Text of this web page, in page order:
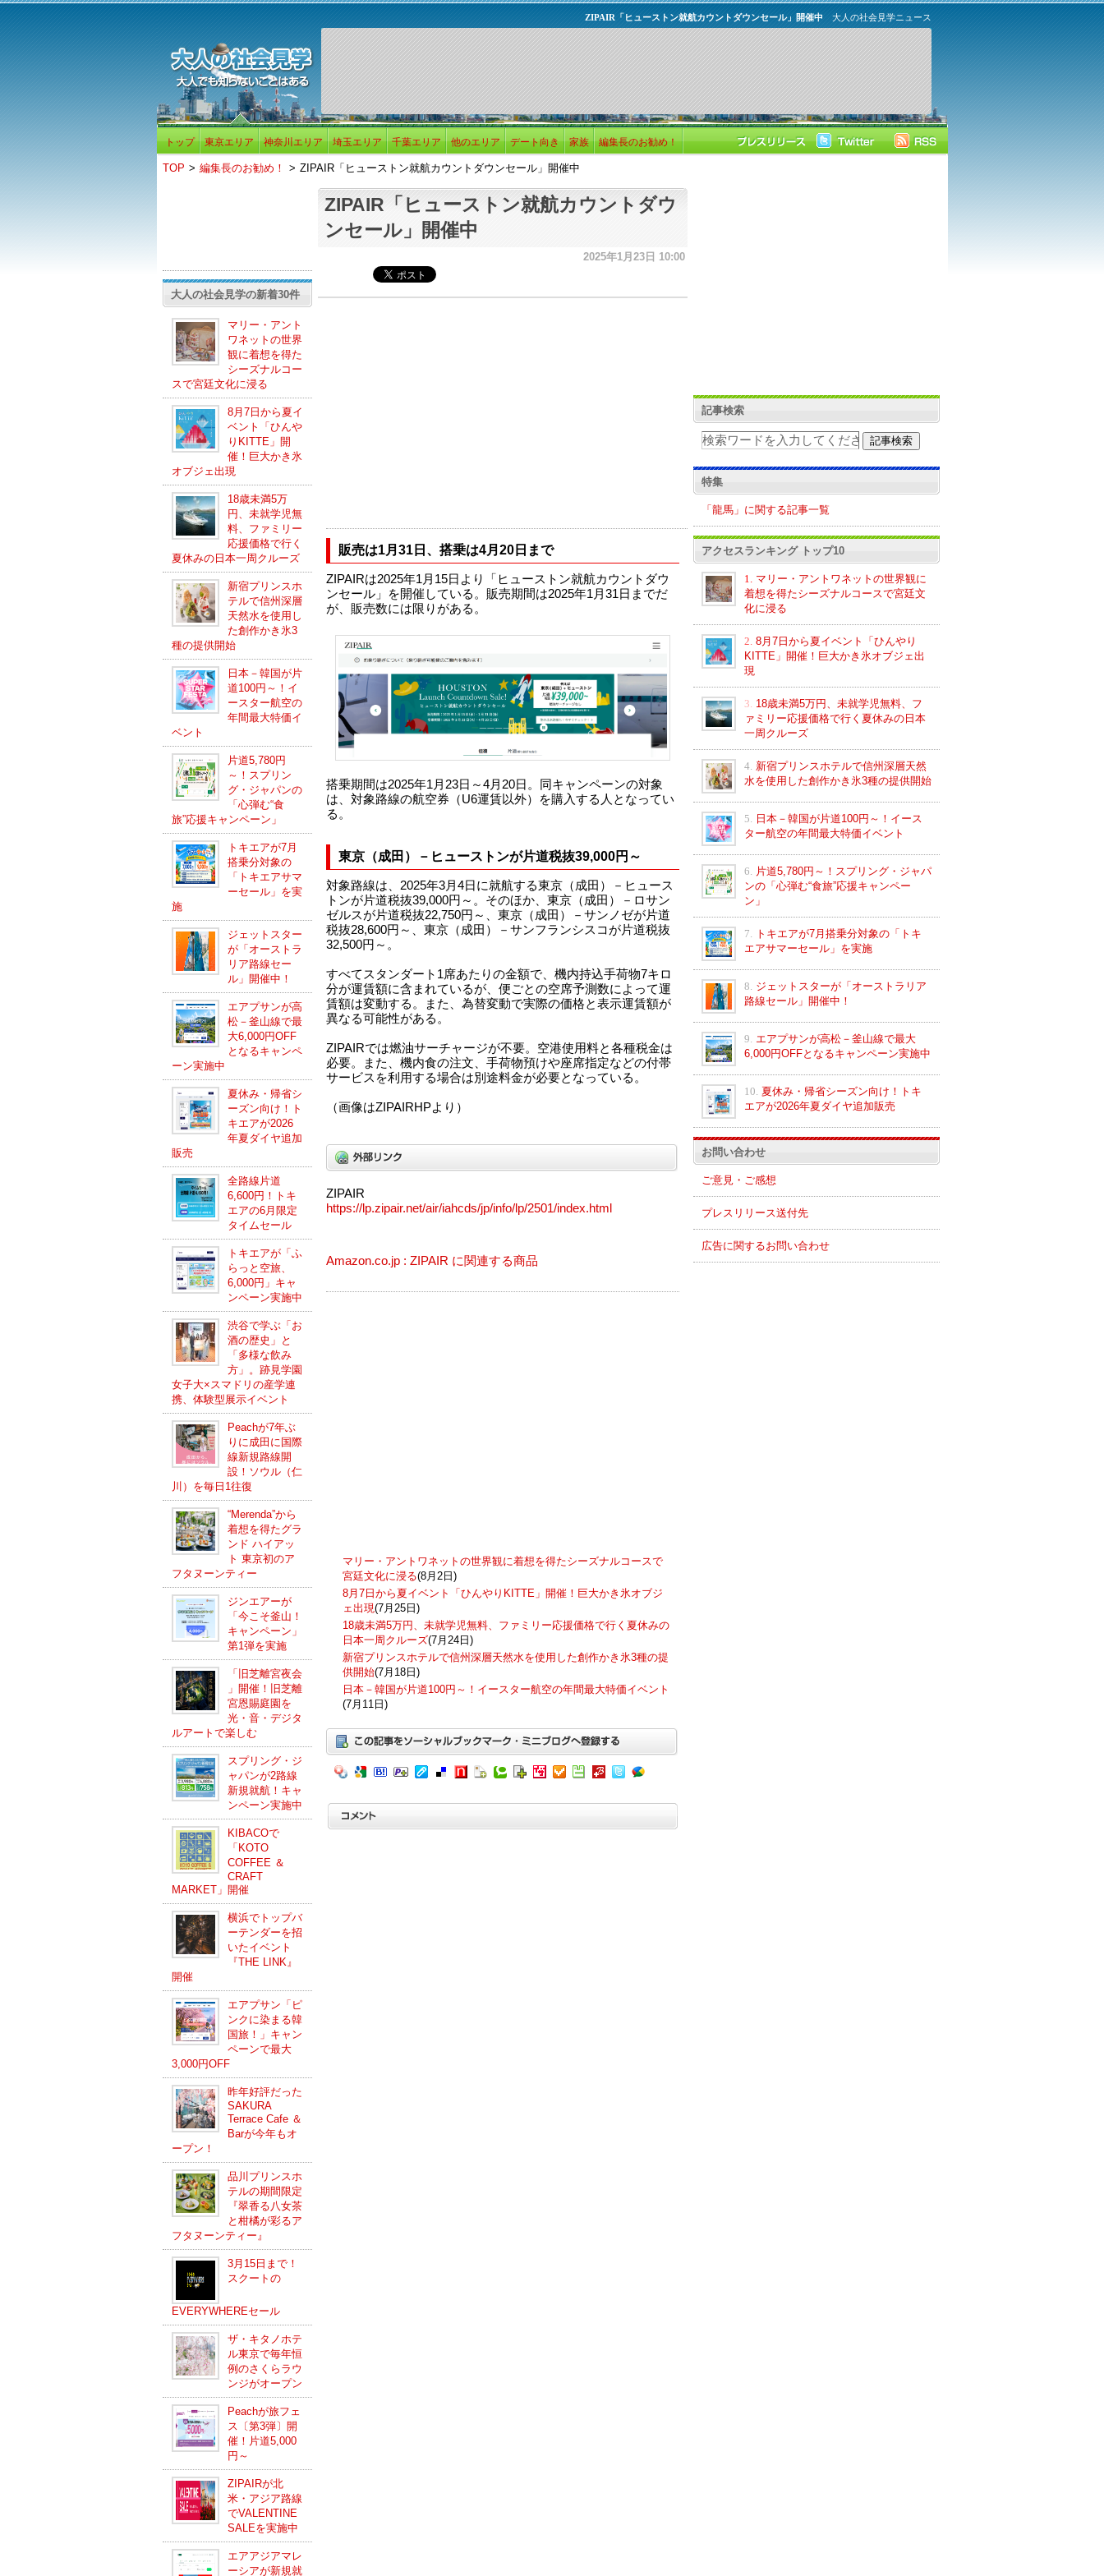
大人の社会見学ニュース
ZIPAIR「ヒューストン就航カウントダウンセール」開催中
トップ 東京エリア 神奈川エリア 埼玉エリア 千葉エリア 他のエリア デート向き 家族 編集長のお勧め！
TOP > 編集長のお勧め！ > ZIPAIR「ヒューストン就航カウントダウンセール」開催中
大人の社会見学の新着30件
マリー・アント
ワネットの世界
観に着想を得た
シーズナルコー
スで宮廷文化に浸る
8月7日から夏イ
ベント「ひんや
りKITTE」開
催！巨大かき氷
オブジェ出現
18歳未満5万
円、未就学児無
料、ファミリー
応援価格で行く
夏休みの日本一周クルーズ
新宿プリンスホ
テルで信州深層
天然水を使用し
た創作かき氷3
種の提供開始
日本－韓国が片
道100円～！イ
ースター航空の
年間最大特価イ
ベント
片道5,780円
～！スプリン
グ・ジャパンの
「心弾む“食
旅”応援キャンペーン」
トキエアが7月
搭乗分対象の
「トキエアサマ
ーセール」を実
施
ジェットスター
が「オーストラ
リア路線セー
ル」開催中！
エアプサンが高
松－釜山線で最
大6,000円OFF
となるキャンペ
ーン実施中
夏休み・帰省シ
ーズン向け！ト
キエアが2026
年夏ダイヤ追加
販売
全路線片道
6,600円！トキ
エアの6月限定
タイムセール
トキエアが「ふ
らっと空旅、
6,000円」キャ
ンペーン実施中
渋谷で学ぶ「お
酒の歴史」と
「多様な飲み
方」。跡見学園
女子大×スマドリの産学連
携、体験型展示イベント
Peachが7年ぶ
りに成田に国際
線新規路線開
設！ソウル（仁
川）を毎日1往復
“Merenda”から
着想を得たグラ
ンド ハイアッ
ト 東京初のア
フタヌーンティー
ジンエアーが
「今こそ釜山！
キャンペーン」
第1弾を実施
「旧芝離宮夜会
」開催！旧芝離
宮恩賜庭園を
光・音・デジタ
ルアートで楽しむ
スプリング・ジ
ャパンが2路線
新規就航！キャ
ンペーン実施中
KIBACOで
「KOTO
COFFEE ＆
CRAFT
MARKET」開催
横浜でトップバ
ーテンダーを招
いたイベント
『THE LINK』
開催
エアプサン「ピ
ンクに染まる韓
国旅！」キャン
ペーンで最大
3,000円OFF
昨年好評だった
SAKURA
Terrace Cafe ＆
Barが今年もオ
ープン！
品川プリンスホ
テルの期間限定
『翠香る八女茶
と柑橘が彩るア
フタヌーンティー』
3月15日まで！
スクートの
EVERYWHEREセール
ザ・キタノホテ
ル東京で毎年恒
例のさくらラウ
ンジがオープン
Peachが旅フェ
ス〔第3弾〕開
催！片道5,000
円～
ZIPAIRが北
米・アジア路線
でVALENTINE
SALEを実施中
エアアジアマレ
ーシアが新規就
ZIPAIR「ヒューストン就航カウントダウ
ンセール」開催中
2025年1月23日 10:00
販売は1月31日、搭乗は4月20日まで
ZIPAIRは2025年1月15日より「ヒューストン就航カウントダウ
ンセール」を開催している。販売期間は2025年1月31日までだ
が、販売数には限りがある。
搭乗期間は2025年1月23日～4月20日。同キャンペーンの対象
は、対象路線の航空券（U6運賃以外）を購入する人となってい
る。
東京（成田）－ヒューストンが片道税抜39,000円～
対象路線は、2025年3月4日に就航する東京（成田）－ヒュース
トンが片道税抜39,000円～。そのほか、東京（成田）－ロサン
ゼルスが片道税抜22,750円～、東京（成田）－サンノゼが片道
税抜28,600円～、東京（成田）－サンフランシスコが片道税抜
32,500円～。
すべてスタンダート1席あたりの金額で、機内持込手荷物7キロ
分が運賃額に含まれているが、便ごとの空席予測数によって運
賃額は変動する。また、為替変動で実際の価格と表示運賃額が
異なる可能性がある。
ZIPAIRでは燃油サーチャージが不要。空港使用料と各種税金は
必要。また、機内食の注文、手荷物預けや座席指定などの付帯
サービスを利用する場合は別途料金が必要となっている。
（画像はZIPAIRHPより）
ZIPAIR
https://lp.zipair.net/air/iahcds/jp/info/lp/2501/index.html
Amazon.co.jp : ZIPAIR に関連する商品
マリー・アントワネットの世界観に着想を得たシーズナルコースで
宮廷文化に浸る(8月2日)
8月7日から夏イベント「ひんやりKITTE」開催！巨大かき氷オブジ
ェ出現(7月25日)
18歳未満5万円、未就学児無料、ファミリー応援価格で行く夏休みの
日本一周クルーズ(7月24日)
新宿プリンスホテルで信州深層天然水を使用した創作かき氷3種の提
供開始(7月18日)
日本－韓国が片道100円～！イースター航空の年間最大特価イベント
(7月11日)
記事検索
特集
「龍馬」に関する記事一覧
アクセスランキング トップ10
1.
マリー・アントワネットの世界観に
着想を得たシーズナルコースで宮廷文
化に浸る
2. 8月7日から夏イベント「ひんやり
KITTE」開催！巨大かき氷オブジェ出
現
3. 18歳未満5万円、未就学児無料、フ
ァミリー応援価格で行く夏休みの日本
一周クルーズ
4. 新宿プリンスホテルで信州深層天然
水を使用した創作かき氷3種の提供開始
5.
日本－韓国が片道100円～！イース
ター航空の年間最大特価イベント
6.
片道5,780円～！スプリング・ジャパ
ンの「心弾む“食旅”応援キャンペー
ン」
7.
トキエアが7月搭乗分対象の「トキ
エアサマーセール」を実施
8. ジェットスターが「オーストラリア
路線セール」開催中！
9. エアプサンが高松－釜山線で最大
6,000円OFFとなるキャンペーン実施中
10. 夏休み・帰省シーズン向け！トキ
エアが2026年夏ダイヤ追加販売
お問い合わせ
ご意見・ご感想
プレスリリース送付先
広告に関するお問い合わせ